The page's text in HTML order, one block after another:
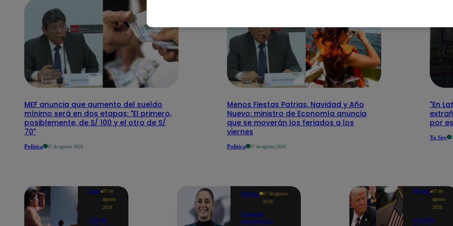
MEF anuncia que aumento del sueldo
mínimo será en dos etapas: "El primero,
posiblemente, de S/ 100 y el otro de S/
70"
Política 07 de agosto 2026
Menos Fiestas Patrias, Navidad y Año
Nuevo: ministro de Economía anuncia
que se moverán los feriados a los
viernes
Política 07 de agosto 2026
"En
por
Yo Soy
Lima 07 de
agosto
2026
Ola de
Política
07 de agosto
2026
Claudia
Sheinbaum
Mundo 07 de
agosto
2026
Donald